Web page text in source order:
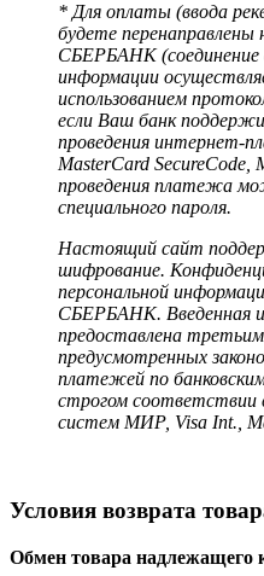
* Для оплаты (ввода
будете
СБЕРБАНК (соединение
информации
использованием
если Ваш банк
проведения интернет-
MasterCard SecureCode,
проведения платежа
специального пароля.
Настоящий сайт
шифрование.
персональной
СБЕРБАНК. Введенная
предоставлена третьим
предусмотренных
платежей по
строгом
систем МИР, Visa Int.,
Условия возврата
Обмен товара надлежащего